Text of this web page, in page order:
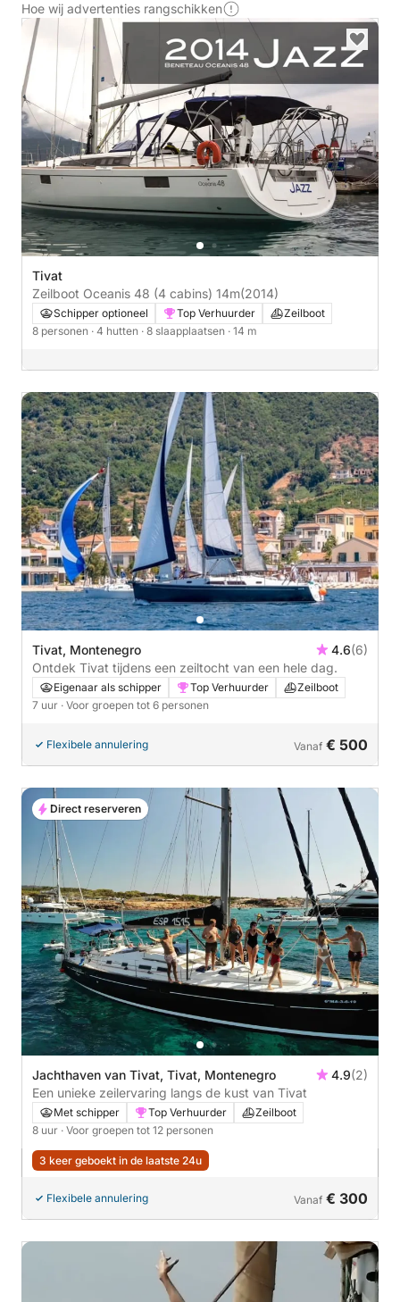
Hoe wij advertenties rangschikken
Tivat
Zeilboot Oceanis 48 (4 cabins) 14m(2014)
Schipper optioneel Top Verhuurder
Zeilboot
8 personen · 4 hutten · 8 slaapplaatsen · 14 m
Tivat, Montenegro 4.6(6)
Ontdek Tivat tijdens een zeiltocht van een hele dag.
Eigenaar als schipper Top Verhuurder
Zeilboot
7 uur · Voor groepen tot 6 personen
Flexibele annulering Vanaf € 500
Jachthaven van Tivat, Tivat, Montenegro 4.9(2)
Een unieke zeilervaring langs de kust van Tivat
Met schipper Top Verhuurder
Zeilboot
8 uur · Voor groepen tot 12 personen
3 keer geboekt in de laatste 24u
Flexibele annulering Vanaf € 300
Direct reserveren